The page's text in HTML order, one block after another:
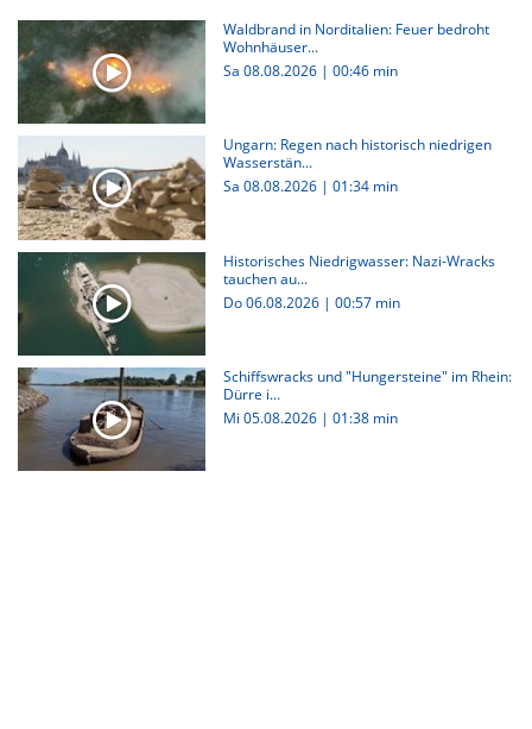
Waldbrand in Norditalien: Feuer bedroht
Wohnhäuser...
Sa 08.08.2026 | 00:46 min
Ungarn: Regen nach historisch niedrigen
Wasserstän...
Sa 08.08.2026 | 01:34 min
Historisches Niedrigwasser: Nazi-Wracks
tauchen au...
Do 06.08.2026 | 00:57 min
Schiffswracks und "Hungersteine" im Rhein:
Dürre i...
Mi 05.08.2026 | 01:38 min